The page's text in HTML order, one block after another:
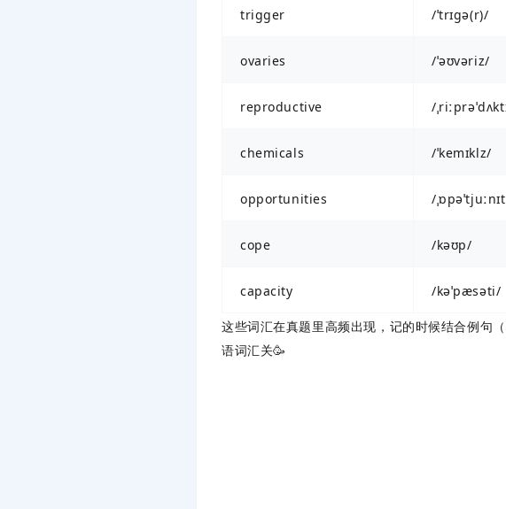
trigger /ˈtrɪɡə(r)/
ovaries /ˈəʊvəriz/
reproductive /
chemicals /ˈkemɪklz/
opportunities /
cope /kəʊp/
capacity /kəˈpæsəti/
这些词汇在真题里高频出现，记的时候结合例句
语词汇关🥳